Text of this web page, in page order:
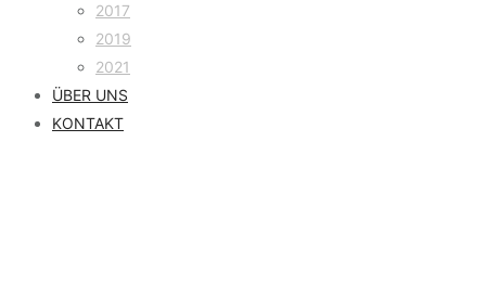
2017
2019
2021
ÜBER UNS
KONTAKT